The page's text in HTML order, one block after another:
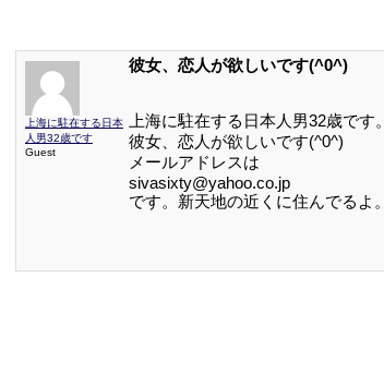
上海に駐在する日本
人男32歳です
Guest
彼女、恋人が欲しいです(^0^)
上海に駐在する日本人男32歳です。
彼女、恋人が欲しいです(^0^)
メールアドレスは
sivasixty@yahoo.co.jp
です。新天地の近くに住んでるよ。